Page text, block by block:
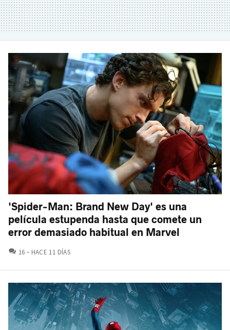
'Spider-Man: Brand New Day' es una
película estupenda hasta que comete un
error demasiado habitual en Marvel
16 COMENTARIOS
HACE 11 DÍAS